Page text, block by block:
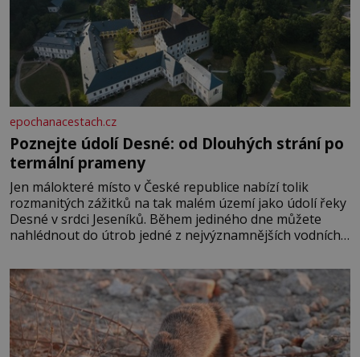
epochanacestach.cz
Poznejte údolí Desné: od Dlouhých strání po
termální prameny
Jen málokteré místo v České republice nabízí tolik
rozmanitých zážitků na tak malém území jako údolí řeky
Desné v srdci Jeseníků. Během jediného dne můžete
nahlédnout do útrob jedné z nejvýznamnějších vodních
se na koloběžce a den zakončit poznáváním památek ve
Velkých Losinách nebo v termálním